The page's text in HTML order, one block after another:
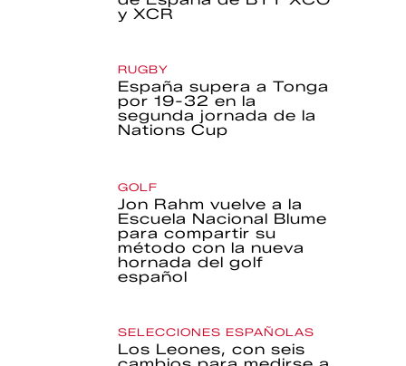
y XCR
RUGBY
España supera a Tonga
por 19-32 en la
segunda jornada de la
Nations Cup
GOLF
Jon Rahm vuelve a la
Escuela Nacional Blume
para compartir su
método con la nueva
hornada del golf
español
SELECCIONES ESPAÑOLAS
Los Leones, con seis